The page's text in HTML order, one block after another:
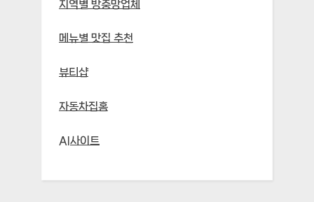
지역별 방충망업체
메뉴별 맛집 추천
뷰티샵
자동차집홈
AI사이트